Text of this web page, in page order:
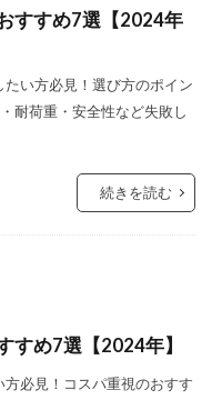
すすめ7選【2024年
い方必見！選び方のポイン
耐荷重・安全性など失敗し
続きを読む
すめ7選【2024年】
必見！コスパ重視のおすす